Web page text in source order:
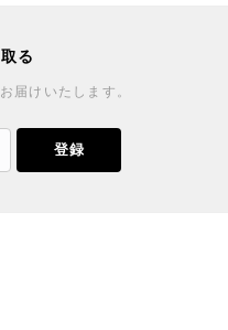
る
届けいたします。
登録